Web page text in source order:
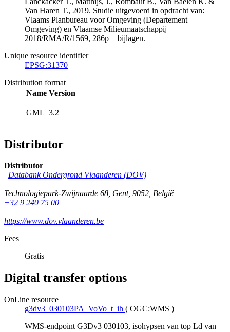
Van Haren T., 2019. Studie uitgevoerd in opdracht van:
Vlaams Planbureau voor Omgeving (Departement
Omgeving) en Vlaamse Milieumaatschappij
2018/RMA/R/1569, 286p + bijlagen.
Unique resource identifier
EPSG:31370
Distribution format
Name Version
GML 3.2
Distributor
Distributor
Databank Ondergrond Vlaanderen (DOV)
Technologiepark-Zwijnaarde 68, Gent, 9052, België
+32 9 240 75 00
https://www.dov.vlaanderen.be
Fees
Gratis
Digital transfer options
OnLine resource
g3dv3_030103PA_VoVo_t_ih ( OGC:WMS )
WMS-endpoint G3Dv3 030103, isohypsen van top Ld van